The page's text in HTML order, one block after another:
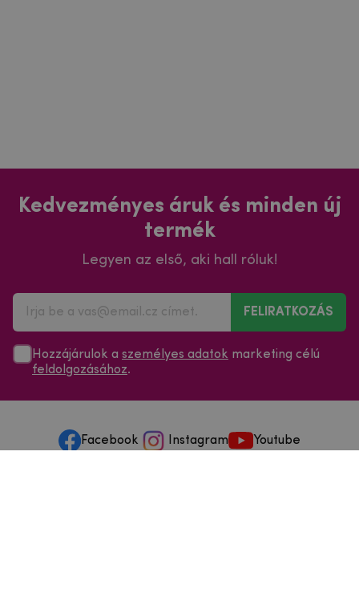
Kedvezményes áruk és minden új
termék
Legyen az első, aki hall róluk!
FELIRATKOZÁS
Hozzájárulok a személyes adatok marketing célú
feldolgozásához.
Facebook Instagram Youtube